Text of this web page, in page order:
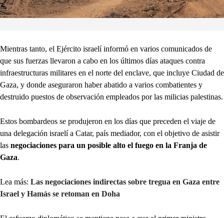
Mientras tanto, el Ejército israelí informó en varios comunicados de
que sus fuerzas llevaron a cabo en los últimos días ataques contra
infraestructuras militares en el norte del enclave, que incluye Ciudad de
Gaza, y donde aseguraron haber abatido a varios combatientes y
destruido puestos de observación empleados por las milicias palestinas.
Estos bombardeos se produjeron en los días que preceden el viaje de
una delegación israelí a Catar, país mediador, con el objetivo de asistir
las negociaciones para un posible alto el fuego en la Franja de
Gaza.
Lea más: Las negociaciones indirectas sobre tregua en Gaza entre
Israel y Hamás se retoman en Doha